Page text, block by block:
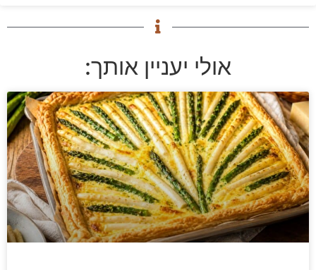
אולי יעניין אותך: